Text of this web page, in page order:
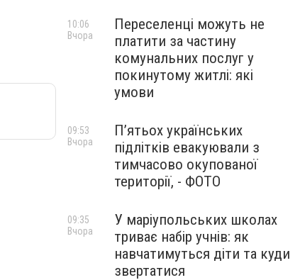
Переселенці можуть не
платити за частину
комунальних послуг у
покинутому житлі: які
умови
10:06
Вчора
П’ятьох українських
підлітків евакуювали з
тимчасово окупованої
території, - ФОТО
09:53
Вчора
У маріупольських школах
триває набір учнів: як
навчатимуться діти та куди
звертатися
09:35
Вчора